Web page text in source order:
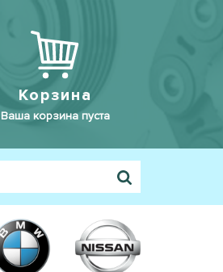
Корзина
Ваша корзина пуста